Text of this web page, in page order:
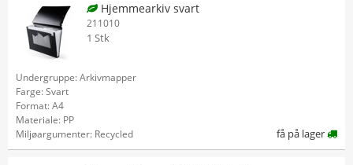
Hjemmearkiv svart
211010
1 Stk
Undergruppe: Arkivmapper
Farge: Svart
Format: A4
Materiale: PP
Miljøargumenter: Recycled
få på lager